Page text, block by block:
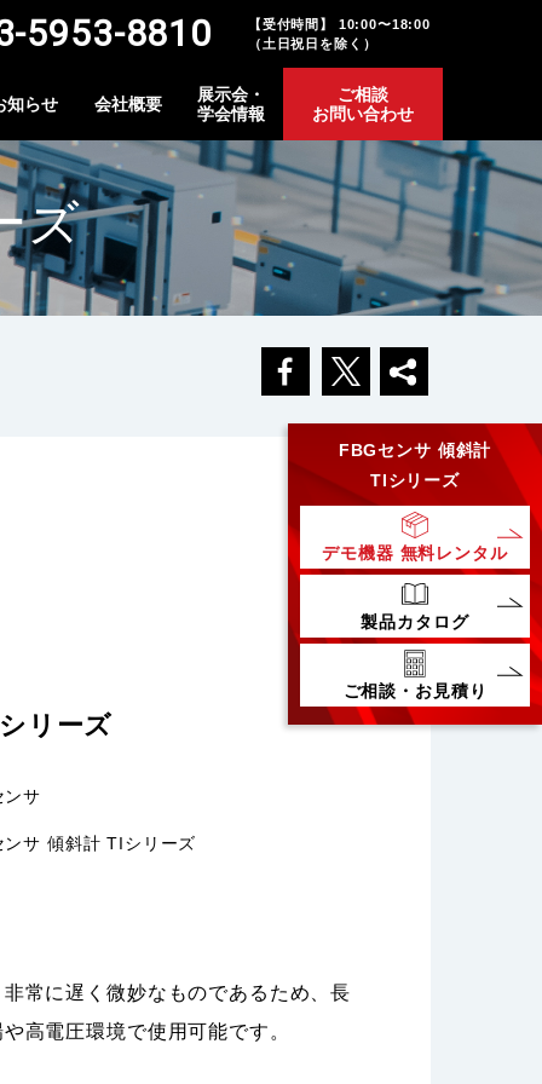
5953-8810
【受付時間】 10:00〜18:00
（土日祝日を除く）
知らせ 会社概要
展示会・
学会情報
ご相談
お問い合わせ
FBGセンサ 傾斜計
TIシリーズ
デモ機器 無料レンタル
製品カタログ
ご相談・お見積り
ズ
リーズ
ンサ
ンサ 傾斜計 TIシリーズ
常に遅く微妙なものであるため、長
高電圧環境で使用可能です。